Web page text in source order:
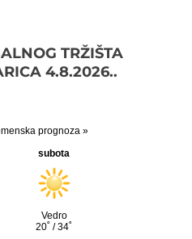
TRŽIŠTA
4.8.2026..